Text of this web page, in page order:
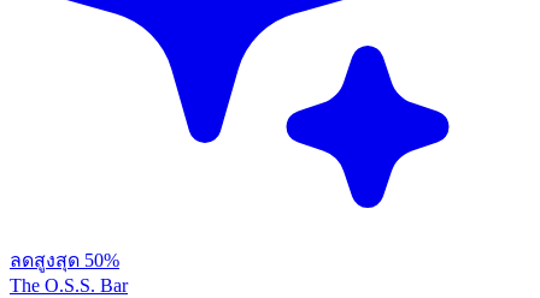
ลดสูงสุด 50%
The O.S.S. Bar